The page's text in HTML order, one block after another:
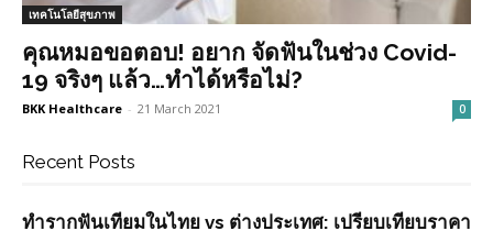
เทคโนโลยีสุขภาพ
คุณหมอขอตอบ! อยาก จัดฟันในช่วง Covid-
19 จริงๆ แล้ว…ทำได้หรือไม่?
BKK Healthcare - 21 March 2021 0
Recent Posts
ทำรากฟันเทียมในไทย vs ต่างประเทศ: เปรียบเทียบราคา